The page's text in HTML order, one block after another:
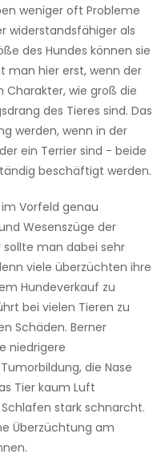
weniger oft Probleme
widerstandsfähiger als
des Hundes können sie
man hier erst, wenn der
Charakter, wie groß die
des Tieres sind. Das
werden, wenn in der
ein Terrier sind - beide
beschäftigt werden.
Vorfeld genau
Wesenszüge der
man dabei sehr
viele überzüchten ihre
Hundeverkauf zu
bei vielen Tieren zu
Schäden. Berner
niedrigere
die Nase
Tier kaum Luft
stark schnarcht.
Überzüchtung am